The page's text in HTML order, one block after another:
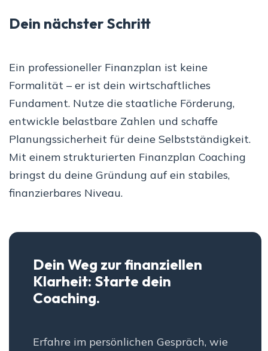
Dein nächster Schritt
Ein professioneller Finanzplan ist keine
Formalität – er ist dein wirtschaftliches
Fundament. Nutze die staatliche Förderung,
entwickle belastbare Zahlen und schaffe
Planungssicherheit für deine Selbstständigkeit.
Mit einem strukturierten Finanzplan Coaching
bringst du deine Gründung auf ein stabiles,
finanzierbares Niveau.
Dein Weg zur finanziellen
Klarheit: Starte dein
Coaching.
Erfahre im persönlichen Gespräch, wie